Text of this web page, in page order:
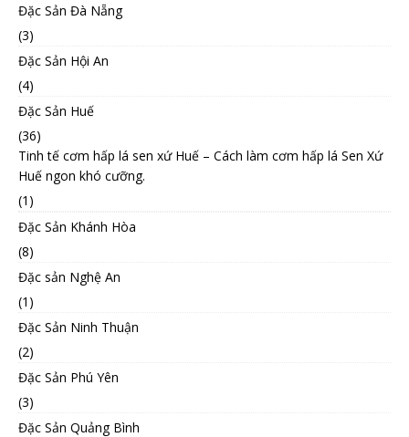
Đặc Sản Đà Nẵng
(3)
Đặc Sản Hội An
(4)
Đặc Sản Huế
(36)
Tinh tế cơm hấp lá sen xứ Huế – Cách làm cơm hấp lá Sen Xứ
Huế ngon khó cưỡng.
(1)
Đặc Sản Khánh Hòa
(8)
Đặc sản Nghệ An
(1)
Đặc Sản Ninh Thuận
(2)
Đặc Sản Phú Yên
(3)
Đặc Sản Quảng Bình